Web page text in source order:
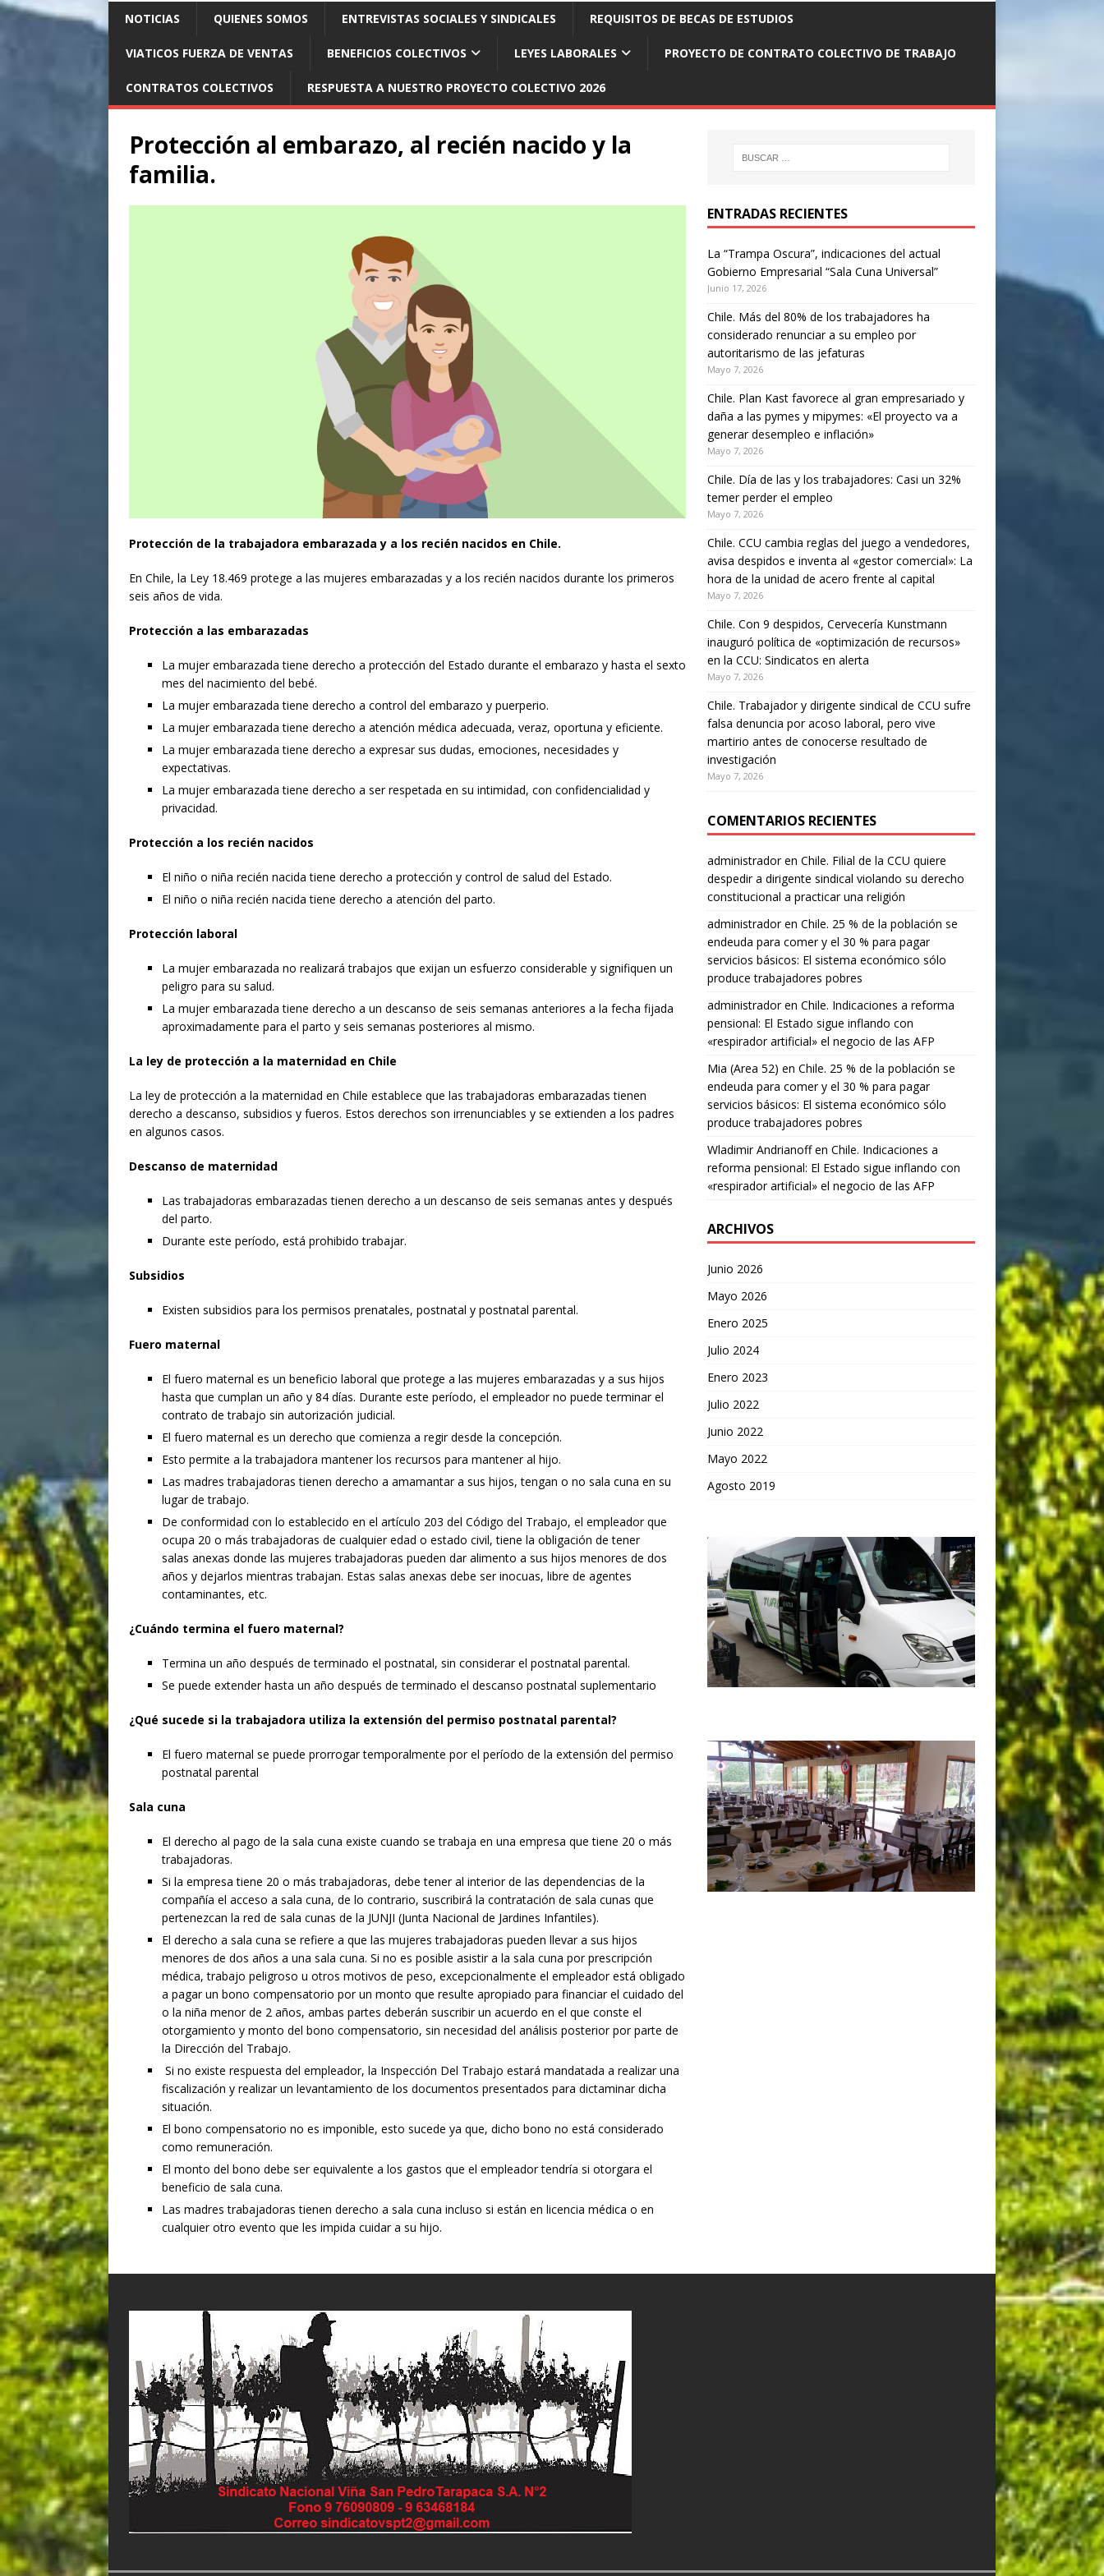
NOTICIAS QUIENES SOMOS ENTREVISTAS SOCIALES Y SINDICALES REQUISITOS DE BECAS DE ESTUDIOS
VIATICOS FUERZA DE VENTAS BENEFICIOS COLECTIVOS LEYES LABORALES PROYECTO DE CONTRATO COLECTIVO DE TRABAJO
CONTRATOS COLECTIVOS RESPUESTA A NUESTRO PROYECTO COLECTIVO 2026
Protección al embarazo, al recién nacido y la
familia.
Protección de la trabajadora embarazada y a los recién nacidos en Chile.
En Chile, la Ley 18.469 protege a las mujeres embarazadas y a los recién nacidos durante los primeros
seis años de vida.
Protección a las embarazadas
La mujer embarazada tiene derecho a protección del Estado durante el embarazo y hasta el sexto
mes del nacimiento del bebé.
La mujer embarazada tiene derecho a control del embarazo y puerperio.
La mujer embarazada tiene derecho a atención médica adecuada, veraz, oportuna y eficiente.
La mujer embarazada tiene derecho a expresar sus dudas, emociones, necesidades y
expectativas.
La mujer embarazada tiene derecho a ser respetada en su intimidad, con confidencialidad y
privacidad.
Protección a los recién nacidos
El niño o niña recién nacida tiene derecho a protección y control de salud del Estado.
El niño o niña recién nacida tiene derecho a atención del parto.
Protección laboral
La mujer embarazada no realizará trabajos que exijan un esfuerzo considerable y signifiquen un
peligro para su salud.
La mujer embarazada tiene derecho a un descanso de seis semanas anteriores a la fecha fijada
aproximadamente para el parto y seis semanas posteriores al mismo.
La ley de protección a la maternidad en Chile
La ley de protección a la maternidad en Chile establece que las trabajadoras embarazadas tienen
derecho a descanso, subsidios y fueros. Estos derechos son irrenunciables y se extienden a los padres
en algunos casos.
Descanso de maternidad
Las trabajadoras embarazadas tienen derecho a un descanso de seis semanas antes y después
del parto.
Durante este período, está prohibido trabajar.
Subsidios
Existen subsidios para los permisos prenatales, postnatal y postnatal parental.
Fuero maternal
El fuero maternal es un beneficio laboral que protege a las mujeres embarazadas y a sus hijos
hasta que cumplan un año y 84 días. Durante este período, el empleador no puede terminar el
contrato de trabajo sin autorización judicial.
El fuero maternal es un derecho que comienza a regir desde la concepción.
Esto permite a la trabajadora mantener los recursos para mantener al hijo.
Las madres trabajadoras tienen derecho a amamantar a sus hijos, tengan o no sala cuna en su
lugar de trabajo.
De conformidad con lo establecido en el artículo 203 del Código del Trabajo, el empleador que
ocupa 20 o más trabajadoras de cualquier edad o estado civil, tiene la obligación de tener
salas anexas donde las mujeres trabajadoras pueden dar alimento a sus hijos menores de dos
años y dejarlos mientras trabajan. Estas salas anexas debe ser inocuas, libre de agentes
contaminantes, etc.
¿Cuándo termina el fuero maternal?
Termina un año después de terminado el postnatal, sin considerar el postnatal parental.
Se puede extender hasta un año después de terminado el descanso postnatal suplementario
¿Qué sucede si la trabajadora utiliza la extensión del permiso postnatal parental?
El fuero maternal se puede prorrogar temporalmente por el período de la extensión del permiso
postnatal parental
Sala cuna
El derecho al pago de la sala cuna existe cuando se trabaja en una empresa que tiene 20 o más
trabajadoras.
Si la empresa tiene 20 o más trabajadoras, debe tener al interior de las dependencias de la
compañía el acceso a sala cuna, de lo contrario, suscribirá la contratación de sala cunas que
pertenezcan la red de sala cunas de la JUNJI (Junta Nacional de Jardines Infantiles).
El derecho a sala cuna se refiere a que las mujeres trabajadoras pueden llevar a sus hijos
menores de dos años a una sala cuna. Si no es posible asistir a la sala cuna por prescripción
médica, trabajo peligroso u otros motivos de peso, excepcionalmente el empleador está obligado
a pagar un bono compensatorio por un monto que resulte apropiado para financiar el cuidado del
o la niña menor de 2 años, ambas partes deberán suscribir un acuerdo en el que conste el
otorgamiento y monto del bono compensatorio, sin necesidad del análisis posterior por parte de
la Dirección del Trabajo.
Si no existe respuesta del empleador, la Inspección Del Trabajo estará mandatada a realizar una
fiscalización y realizar un levantamiento de los documentos presentados para dictaminar dicha
situación.
El bono compensatorio no es imponible, esto sucede ya que, dicho bono no está considerado
como remuneración.
El monto del bono debe ser equivalente a los gastos que el empleador tendría si otorgara el
beneficio de sala cuna.
Las madres trabajadoras tienen derecho a sala cuna incluso si están en licencia médica o en
cualquier otro evento que les impida cuidar a su hijo.
ENTRADAS RECIENTES
La “Trampa Oscura”, indicaciones del actual
Gobierno Empresarial “Sala Cuna Universal”
Junio 17, 2026
Chile. Más del 80% de los trabajadores ha
considerado renunciar a su empleo por
autoritarismo de las jefaturas
Mayo 7, 2026
Chile. Plan Kast favorece al gran empresariado y
daña a las pymes y mipymes: «El proyecto va a
generar desempleo e inflación»
Mayo 7, 2026
Chile. Día de las y los trabajadores: Casi un 32%
temer perder el empleo
Mayo 7, 2026
Chile. CCU cambia reglas del juego a vendedores,
avisa despidos e inventa al «gestor comercial»: La
hora de la unidad de acero frente al capital
Mayo 7, 2026
Chile. Con 9 despidos, Cervecería Kunstmann
inauguró política de «optimización de recursos»
en la CCU: Sindicatos en alerta
Mayo 7, 2026
Chile. Trabajador y dirigente sindical de CCU sufre
falsa denuncia por acoso laboral, pero vive
martirio antes de conocerse resultado de
investigación
Mayo 7, 2026
COMENTARIOS RECIENTES
administradoren Chile. Filial de la CCU quiere
despedir a dirigente sindical violando su derecho
constitucional a practicar una religión
administradoren Chile. 25 % de la población se
endeuda para comer y el 30 % para pagar
servicios básicos: El sistema económico sólo
produce trabajadores pobres
administradoren Chile. Indicaciones a reforma
pensional: El Estado sigue inflando con
«respirador artificial» el negocio de las AFP
Mia (Area 52) en Chile. 25 % de la población se
endeuda para comer y el 30 % para pagar
servicios básicos: El sistema económico sólo
produce trabajadores pobres
Wladimir Andrianoffen Chile. Indicaciones a
reforma pensional: El Estado sigue inflando con
«respirador artificial» el negocio de las AFP
ARCHIVOS
Junio 2026
Mayo 2026
Enero 2025
Julio 2024
Enero 2023
Julio 2022
Junio 2022
Mayo 2022
Agosto 2019